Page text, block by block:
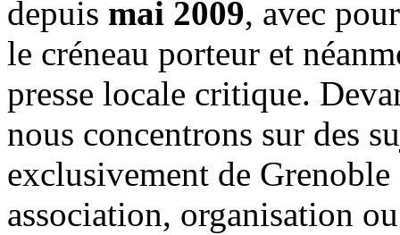
depuis mai 2009, avec
le créneau porteur et
presse locale critique.
nous concentrons sur des
exclusivement de
association, organisation